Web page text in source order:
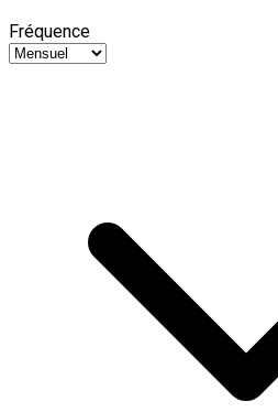
Fréquence